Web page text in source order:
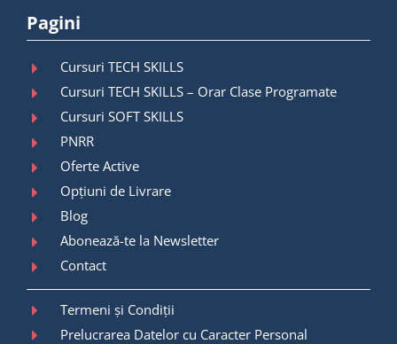
Pagini
Cursuri TECH SKILLS
Cursuri TECH SKILLS – Orar Clase Programate
Cursuri SOFT SKILLS
PNRR
Oferte Active
Opțiuni de Livrare
Blog
Abonează-te la Newsletter
Contact
Termeni și Condiții
Prelucrarea Datelor cu Caracter Personal